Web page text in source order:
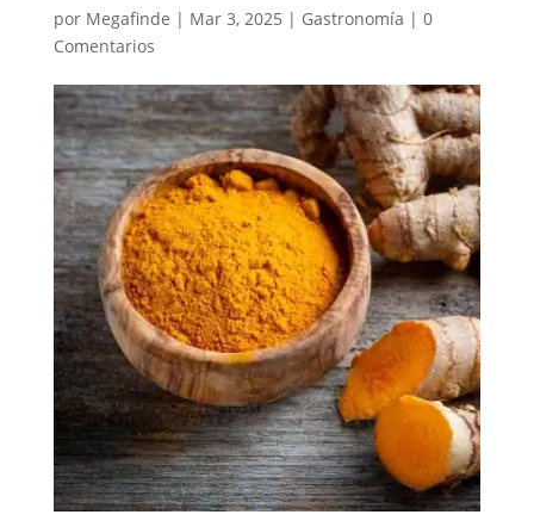
por Megafinde | Mar 3, 2025 | Gastronomía | 0
Comentarios